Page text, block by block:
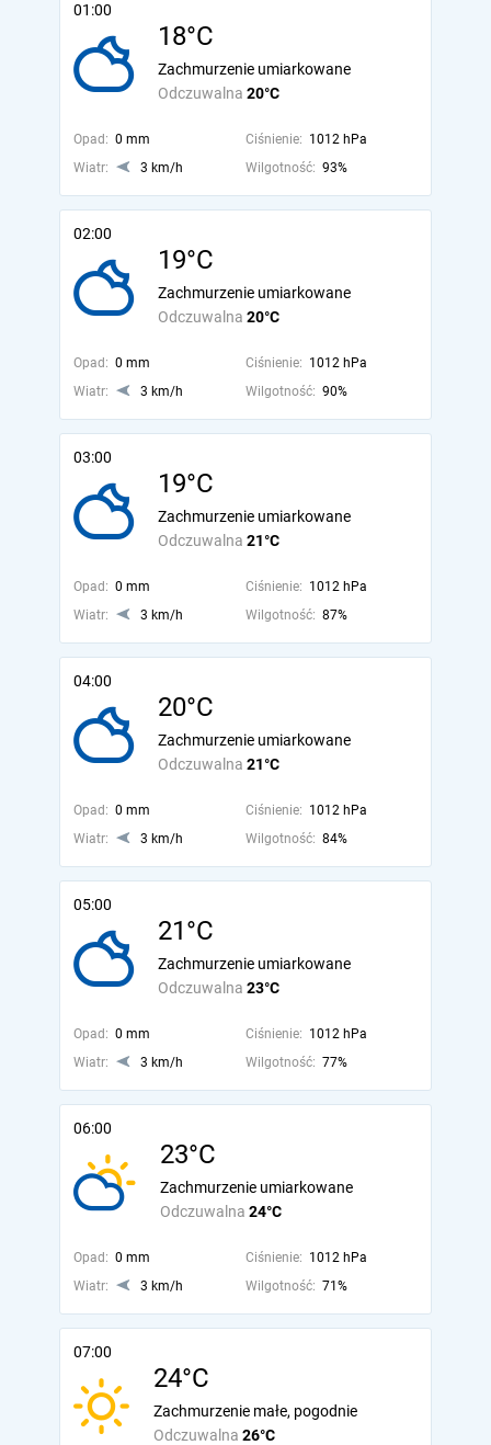
01:00
18°C
Odczuwalna 20°C
Zachmurzenie umiarkowane
Opad: 0 mm Ciśnienie: 1012 hPa
Wiatr:
3 km/h Wilgotność: 93%
02:00
19°C
Odczuwalna 20°C
Zachmurzenie umiarkowane
Opad: 0 mm Ciśnienie: 1012 hPa
Wiatr:
3 km/h Wilgotność: 90%
03:00
19°C
Odczuwalna 21°C
Zachmurzenie umiarkowane
Opad: 0 mm Ciśnienie: 1012 hPa
Wiatr:
3 km/h Wilgotność: 87%
04:00
20°C
Odczuwalna 21°C
Zachmurzenie umiarkowane
Opad: 0 mm Ciśnienie: 1012 hPa
Wiatr:
3 km/h Wilgotność: 84%
05:00
21°C
Odczuwalna 23°C
Zachmurzenie umiarkowane
Opad: 0 mm Ciśnienie: 1012 hPa
Wiatr:
3 km/h Wilgotność: 77%
06:00
23°C
Odczuwalna 24°C
Zachmurzenie umiarkowane
Opad: 0 mm Ciśnienie: 1012 hPa
Wiatr:
3 km/h Wilgotność: 71%
07:00
24°C
Odczuwalna 26°C
Zachmurzenie małe, pogodnie